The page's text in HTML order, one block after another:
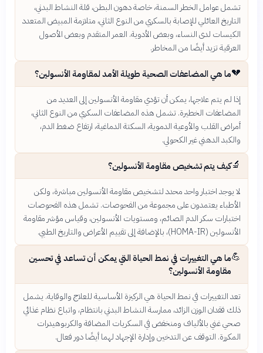
تشمل عوامل الخطر السمنة، خاصة دهون البطن، قلة النشاط البدني،
التاريخ العائلي للإصابة بالسكري من النوع الثاني، متلازمة المبيض المتعدد
الكيسات لدى النساء، وبعض الأدوية. العمر المتقدم وبعض الأصول
العرقية تزيد أيضًا من المخاطر.
💔ما هي المضاعفات الصحية طويلة الأمد لمقاومة الأنسولين؟
إذا لم يتم علاجها، يمكن أن تؤدي مقاومة الأنسولين إلى العديد من
المضاعفات الخطيرة. تشمل هذه المضاعفات السكري من النوع الثاني،
أمراض القلب والأوعية الدموية، السكتة الدماغية، ارتفاع ضغط الدم،
والكبد الدهني غير الكحولي.
🔬كيف يتم تشخيص مقاومة الأنسولين؟
لا يوجد اختبار واحد محدد لتشخيص مقاومة الأنسولين مباشرة، ولكن
الأطباء يعتمدون على مجموعة من الفحوصات. تشمل هذه الفحوصات
اختبارات سكر الدم الصائم، ومستويات الأنسولين، وقياس مؤشر مقاومة
الأنسولين (HOMA-IR)، بالإضافة إلى تقييم الأعراض والتاريخ الطبي.
💪ما هي التغييرات في نمط الحياة التي يمكن أن تساعد في تحسين
مقاومة الأنسولين؟
تعد التغييرات في نمط الحياة هي الركيزة الأساسية للعلاج والوقاية. يشمل
ذلك فقدان الوزن الزائد، ممارسة النشاط البدني بانتظام، واتباع نظام غذائي
صحي غني بالألياف ومنخفض في السكريات المضافة والكربوهيدرات
المكررة. التوقف عن التدخين وإدارة الإجهاد لهما أيضًا دور فعال.